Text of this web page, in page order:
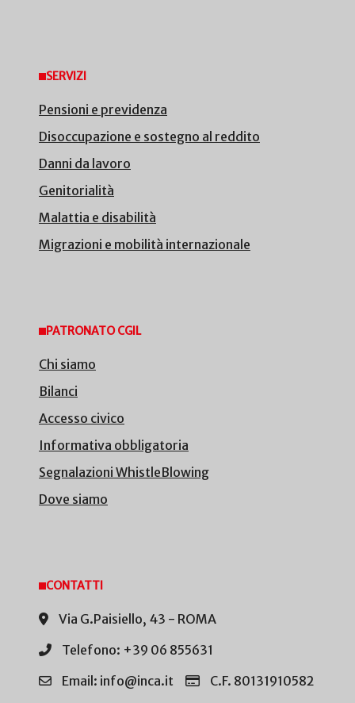
SERVIZI
Pensioni e previdenza
Disoccupazione e sostegno al reddito
Danni da lavoro
Genitorialità
Malattia e disabilità
Migrazioni e mobilità internazionale
PATRONATO CGIL
Chi siamo
Bilanci
Accesso civico
Informativa obbligatoria
Segnalazioni WhistleBlowing
Dove siamo
CONTATTI
Via G.Paisiello, 43 - ROMA
Telefono: +39 06 855631
Email: info@inca.it
C.F. 80131910582